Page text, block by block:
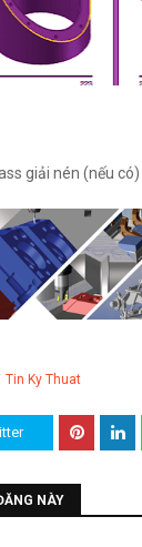
giải nén (nếu
Tin Ky Thuat
NÀY